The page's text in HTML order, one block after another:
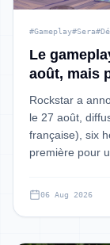
#Gameplay#Sera
Le
août, mais
Rockstar a
le 27 août,
française), six
première pour
06 Aug 2026